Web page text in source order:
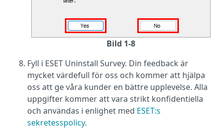
Bild 1-8
Fyll i ESET Uninstall Survey. Din feedback är
mycket värdefull för oss och kommer att hjälpa
oss att ge våra kunder en bättre upplevelse. Alla
uppgifter kommer att vara strikt konfidentiella
och användas i enlighet med ESET:s
sekretesspolicy.